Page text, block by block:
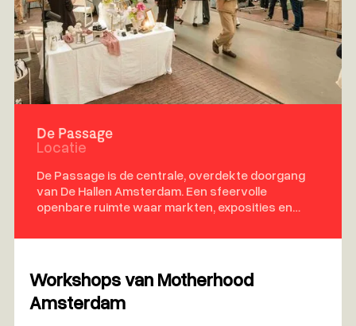
Workshops van Motherhood
Amsterdam
De Passage
Locatie
De Passage is de centrale, overdekte doorgang
van De Hallen Amsterdam. Een sfeervolle
openbare ruimte waar markten, exposities en